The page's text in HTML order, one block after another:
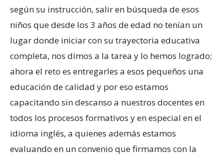
según su instrucción, salir en búsqueda de esos
niños que desde los 3 años de edad no tenían un
lugar donde iniciar con su trayectoria educativa
completa, nos dimos a la tarea y lo hemos logrado;
ahora el reto es entregarles a esos pequeños una
educación de calidad y por eso estamos
capacitando sin descanso a nuestros docentes en
todos los procesos formativos y en especial en el
idioma inglés, a quienes además estamos
evaluando en un convenio que firmamos con la